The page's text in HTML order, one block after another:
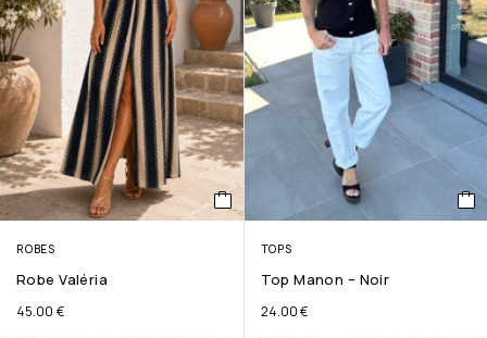
ROBES
Robe Valéria
45.00 €
TOPS
Top Manon – Noir
24.00€